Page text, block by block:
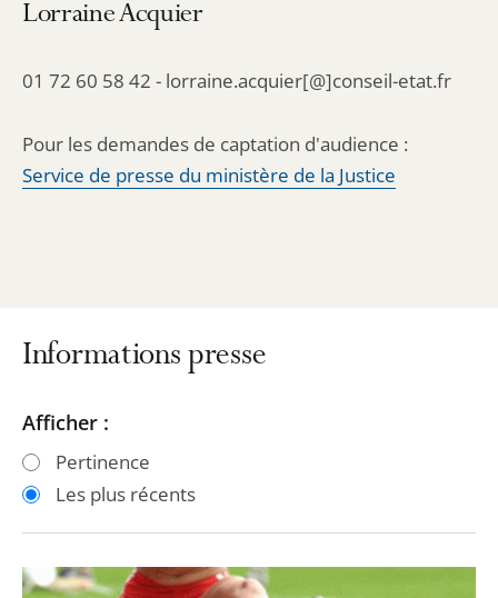
Lorraine Acquier
01 72 60 58 42 - lorraine.acquier[@]conseil-etat.fr
Pour les demandes de captation d'audience :
Service de presse du ministère de la Justice
Informations presse
Passer
les
filtres
après
Passer
les
filtres
avant
Afficher :
Pertinence
Les plus récents
Le